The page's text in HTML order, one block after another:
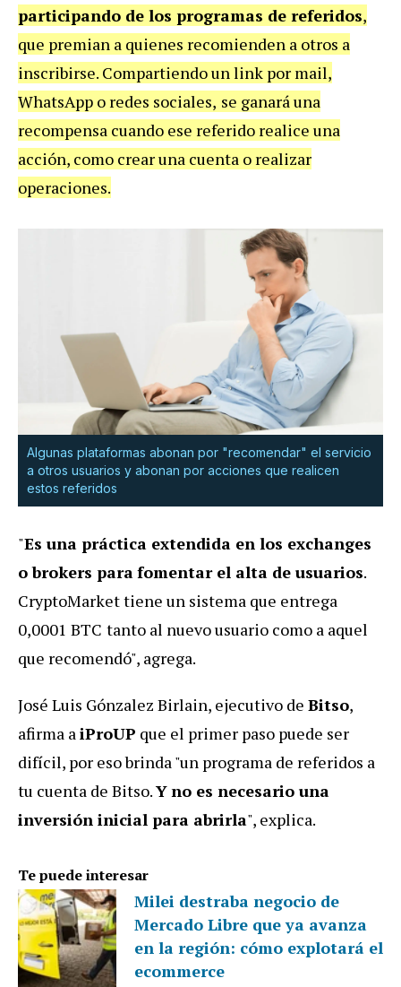
participando de los programas de referidos,
que premian a quienes recomienden a otros a
inscribirse. Compartiendo un link por mail,
WhatsApp o redes sociales, se ganará una
recompensa cuando ese referido realice una
acción, como crear una cuenta o realizar
operaciones.
Algunas plataformas abonan por "recomendar" el servicio
a otros usuarios y abonan por acciones que realicen
estos referidos
"Es una práctica extendida en los exchanges
o brokers parafomentar el alta de usuarios.
CryptoMarket tiene un sistema que entrega
0,0001 BTC tanto al nuevo usuario como a aquel
que recomendó", agrega.
José Luis Gónzalez Birlain, ejecutivo de Bitso,
afirma aiProUP que el primer paso puede ser
difícil, por eso brinda "un programa de referidos a
tu cuenta de Bitso.Yno es necesario una
inversión inicial para abrirla", explica.
Te puede interesar
Milei destraba negocio de
Mercado Libre que ya avanza
en la región: cómo explotará el
ecommerce